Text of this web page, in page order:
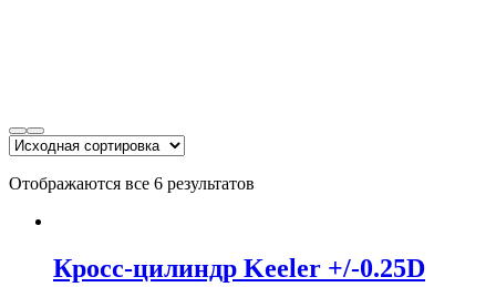
Отображаются все 6 результатов
Кросс-цилиндр Keeler +/-0.25D